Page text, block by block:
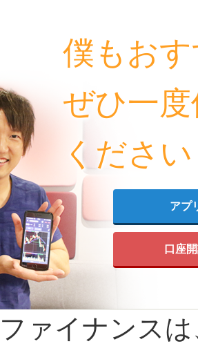
僕もお
ぜひ一
くださ
アプ
口座
ァイナンス